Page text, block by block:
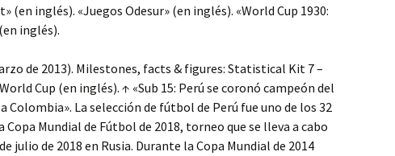
(en inglés). «Juegos Odesur» (en inglés). «World Cup 1930:
inglés).
de 2013). Milestones, facts & figures: Statistical Kit 7 –
Cup (en inglés). ↑ «Sub 15: Perú se coronó campeón del
Colombia». La selección de fútbol de Perú fue uno de los 32
Mundial de Fútbol de 2018, torneo que se lleva a cabo
julio de 2018 en Rusia. Durante la Copa Mundial de 2014